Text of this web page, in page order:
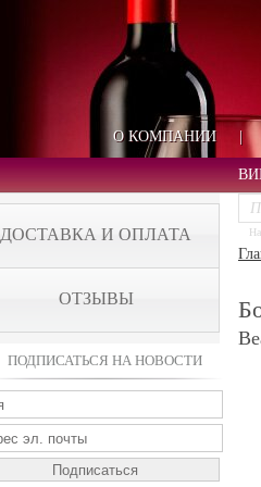
О КОМПАНИИ |
ДОСТАВКА И ОПЛАТА
ОТЗЫВЫ
ПОДПИСАТЬСЯ НА НОВОСТИ